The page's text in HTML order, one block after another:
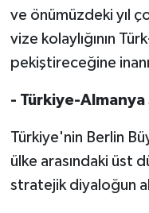
ve önümüzdeki yıl
vize kolaylığının
pekiştireceğine
- Türkiye-
Türkiye'nin Berlin
ülke arasındaki üst
stratejik diyaloğun